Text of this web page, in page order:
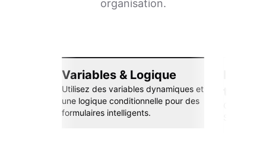
organisation.
Variables & Logique
Utilisez des variables dynamiques et
une logique conditionnelle pour des
formulaires intelligents.